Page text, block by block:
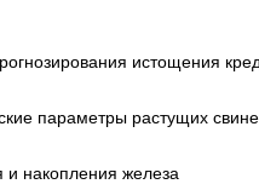
истощения
параметры растущих
накопления железа